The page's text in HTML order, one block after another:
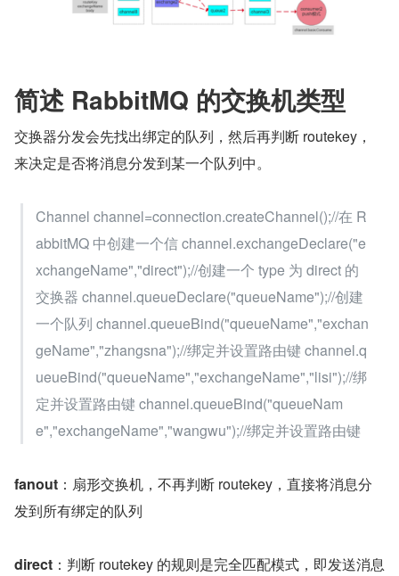
简述 RabbitMQ 的交换机类型
交换器分发会先找出绑定的队列，然后再判断 routekey，
来决定是否将消息分发到某一个队列中。
Channel channel=connection.createChannel();//在 R
abbitMQ 中创建一个信 channel.exchangeDeclare("e
xchangeName","direct");//创建一个 type 为 direct 的
交换器 channel.queueDeclare("queueName");//创建
一个队列 channel.queueBind("queueName","exchan
geName","zhangsna");//绑定并设置路由键 channel.q
ueueBind("queueName","exchangeName","lisi");//绑
定并设置路由键 channel.queueBind("queueNam
e","exchangeName","wangwu");//绑定并设置路由键
fanout ：扇形交换机，不再判断 routekey，直接将消息分
发到所有绑定的队列
direct ：判断 routekey 的规则是完全匹配模式，即发送消息